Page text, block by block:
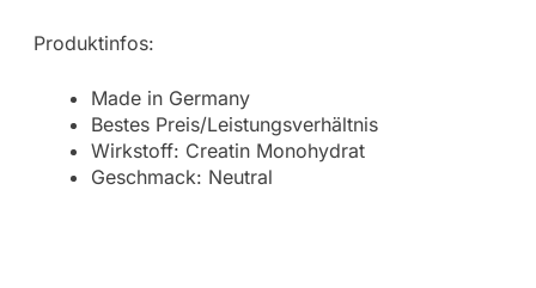
Produktinfos:
Made in Germany
Bestes Preis/Leistungsverhältnis
Wirkstoff: Creatin Monohydrat
Geschmack: Neutral